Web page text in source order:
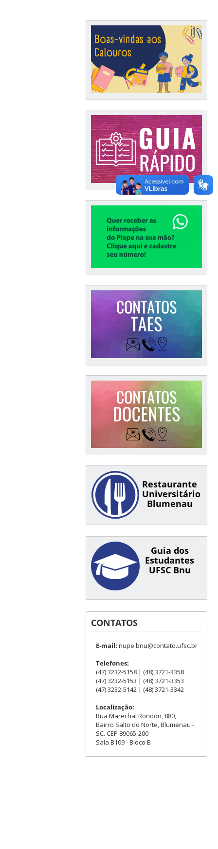
Restaurante
Universitário
Blumenau
Guia dos
Estudantes
UFSC Bnu
CONTATOS
E-mail: nupe.bnu@contato.ufsc.br
Telefones:
(47) 3232-5158 | (48) 3721-3358
(47) 3232-5153 | (48) 3721-3353
(47) 3232-5142 | (48) 3721-3342
Localização:
Rua Marechal Rondon, 880,
Bairro Salto do Norte, Blumenau -
SC. CEP 89065-200
Sala B109 - Bloco B